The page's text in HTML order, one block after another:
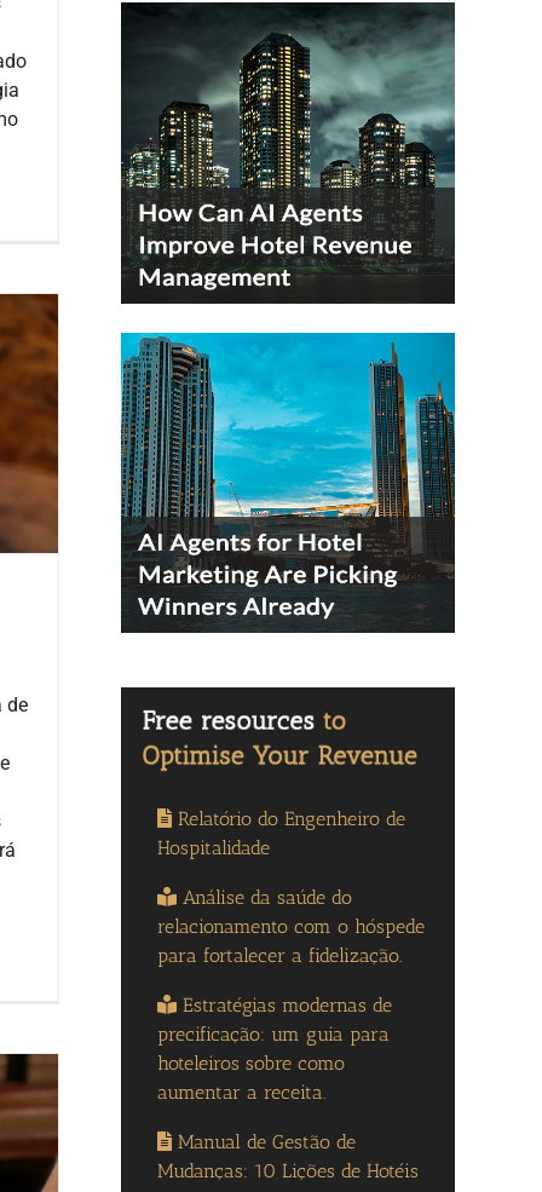
de
Relatório do Engenheiro de
Hospitalidade
Análise da saúde do
relacionamento com o hóspede
para fortalecer a fidelização.
Estratégias modernas de
precificação: um guia para
hoteleiros sobre como
aumentar a receita.
Manual de Gestão de
Mudanças: 10 Lições de Hotéis